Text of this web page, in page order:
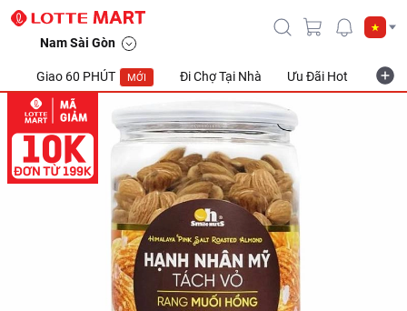
Nam Sài Gòn
Giao 60 PHÚT MỚI Đi Chợ Tại Nhà Ưu Đãi Hot